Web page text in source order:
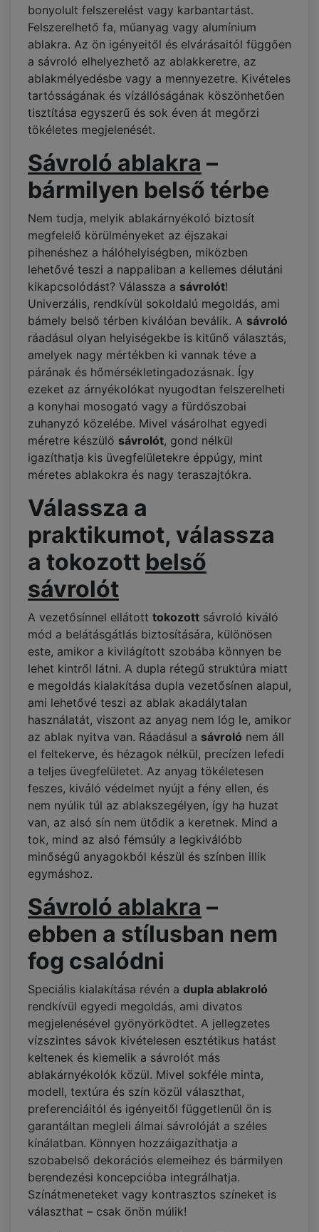
bonyolult felszerelést vagy karbantartást.
Felszerelhető fa, műanyag vagy alumínium
ablakra. Az ön igényeitől és elvárásaitól függően
a sávroló elhelyezhető az ablakkeretre, az
ablakmélyedésbe vagy a mennyezetre. Kivételes
tartósságának és vízállóságának köszönhetően
tisztítása egyszerű és sok éven át megőrzi
tökéletes megjelenését.
Sávroló ablakra –
bármilyen belső térbe
Nem tudja, melyik ablakárnyékoló biztosít
megfelelő körülményeket az éjszakai
pihenéshez a hálóhelyiségben, miközben
lehetővé teszi a nappaliban a kellemes délutáni
kikapcsolódást? Válassza a sávrolót!
Univerzális, rendkívül sokoldalú megoldás, ami
bámely belső térben kiválóan beválik. A sávroló
ráadásul olyan helyiségekbe is kitűnő választás,
amelyek nagy mértékben ki vannak téve a
párának és hőmérsékletingadozásnak. Így
ezeket az árnyékolókat nyugodtan felszerelheti
a konyhai mosogató vagy a fürdőszobai
zuhanyzó közelébe. Mivel vásárolhat egyedi
méretre készülő sávrolót, gond nélkül
igazíthatja kis üvegfelületekre éppúgy, mint
méretes ablakokra és nagy teraszajtókra.
Válassza a
praktikumot, válassza
a tokozott belső
sávrolót
A vezetősínnel ellátott tokozott sávroló kiváló
mód a belátásgátlás biztosítására, különösen
este, amikor a kivilágított szobába könnyen be
lehet kintről látni. A dupla rétegű struktúra miatt
e megoldás kialakítása dupla vezetősínen alapul,
ami lehetővé teszi az ablak akadálytalan
használatát, viszont az anyag nem lóg le, amikor
az ablak nyitva van. Ráadásul a sávroló nem áll
el feltekerve, és hézagok nélkül, precízen lefedi
a teljes üvegfelületet. Az anyag tökéletesen
feszes, kiváló védelmet nyújt a fény ellen, és
nem nyúlik túl az ablakszegélyen, így ha huzat
van, az alsó sín nem ütődik a keretnek. Mind a
tok, mind az alsó fémsúly a legkiválóbb
minőségű anyagokból készül és színben illik
egymáshoz.
Sávroló ablakra –
ebben a stílusban nem
fog csalódni
Speciális kialakítása révén a dupla ablakroló
rendkívül egyedi megoldás, ami divatos
megjelenésével gyönyörködtet. A jellegzetes
vízszintes sávok kivételesen esztétikus hatást
keltenek és kiemelik a sávrolót más
ablakárnyékolók közül. Mivel sokféle minta,
modell, textúra és szín közül választhat,
preferenciáitól és igényeitől függetlenül ön is
garantáltan megleli álmai sávrolóját a széles
kínálatban. Könnyen hozzáigazíthatja a
szobabelső dekorációs elemeihez és bármilyen
berendezési koncepcióba integrálhatja.
Színátmeneteket vagy kontrasztos színeket is
választhat – csak önön múlik!